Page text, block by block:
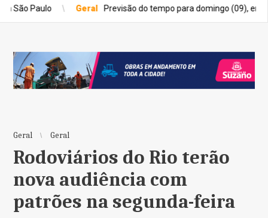
Geral Previsão do tempo para domingo (09), em SP: pancadas
Geral Geral
Rodoviários do Rio terão
nova audiência com
patrões na segunda-feira